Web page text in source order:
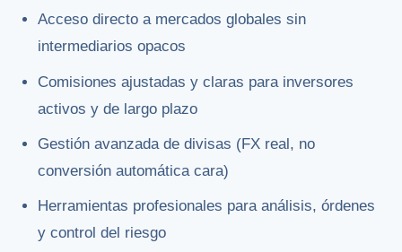
Acceso directo a mercados globales sin
intermediarios opacos
Comisiones ajustadas y claras para inversores
activos y de largo plazo
Gestión avanzada de divisas (FX real, no
conversión automática cara)
Herramientas profesionales para análisis, órdenes
y control del riesgo